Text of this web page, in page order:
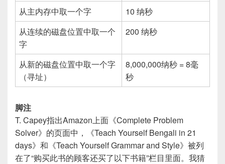
从主内存中取一个字
10 纳秒
从连续的磁盘位置中取一个
字
200 纳秒
从新的磁盘位置中取一个字
（寻址）
8,000,000纳秒 = 8毫
秒
脚注
T. Capey指出Amazon上面《Complete Problem
Solver》的页面中，《Teach Yourself Bengali in 21
days》和《Teach Yourself Grammar and Style》被列
在了“购买此书的顾客还买了以下书籍”栏目里面。我猜